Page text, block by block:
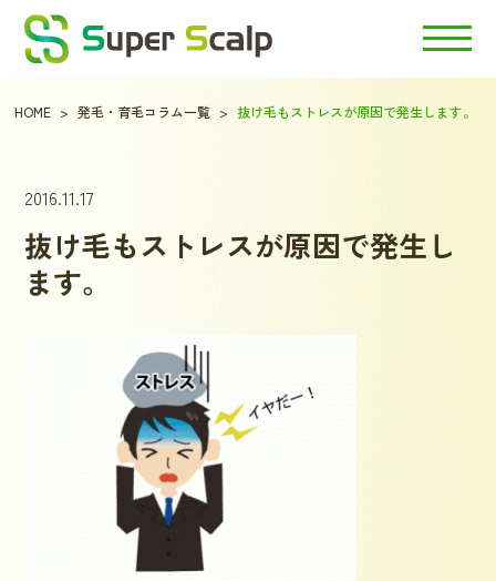
HOME 発毛・育毛コラム一覧 抜け毛もストレスが原因で発生します。
2016.11.17
抜け毛もストレスが原因で発生し
ます。